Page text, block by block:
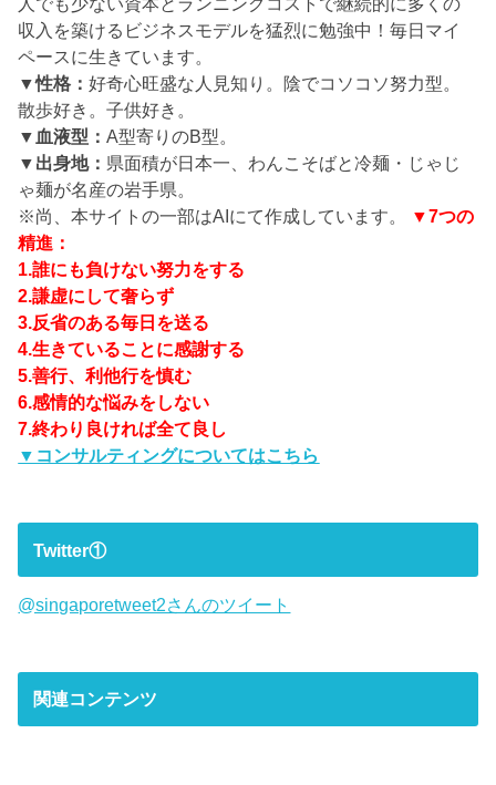
収入を築けるビジネスモデルを猛烈に勉強中！毎日マイ
ペースに生きています。
▼性格：好奇心旺盛な人見知り。陰でコソコソ努力型。
散歩好き。子供好き。
▼血液型：A型寄りのB型。
▼出身地： 県面積が日本一、わんこそばと冷麺・じゃじ
ゃ麺が名産の岩手県。
※尚、本サイトの一部はAIにて作成しています。
▼7つの
精進：
1.誰にも負けない努力をする
2.謙虚にして奢らず
3.反省のある毎日を送る
4.生きていることに感謝する
5.善行、利他行を慎む
6.感情的な悩みをしない
7.終わり良ければ全て良し
▼コンサルティングについてはこちら
Twitter①
@singaporetweet2さんのツイート
関連コンテンツ